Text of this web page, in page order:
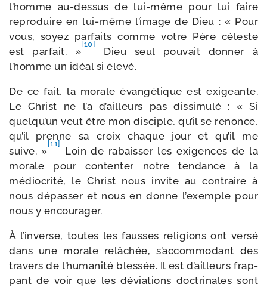
l’homme au-​dessus de lui-​même pour lui faire
repro­duire en lui-​même l’image de Dieu : « Pour
vous, soyez par­faits comme votre Père céleste
est par­fait. »
[10]
Dieu seul pou­vait don­ner à
l’homme un idéal si élevé.
De ce fait, la morale évan­gé­lique est exi­geante.
Le Christ ne l’a d’ailleurs pas dis­si­mu­lé : « Si
quelqu’un veut être mon dis­ciple, qu’il se renonce,
qu’il prenne sa croix chaque jour et qu’il me
suive. »
[11]
Loin de rabais­ser les exi­gences de la
morale pour conten­ter notre ten­dance à la
médio­cri­té, le Christ nous invite au contraire à
nous dépas­ser et nous en donne l’exemple pour
nous y encourager.
À l’inverse, toutes les fausses reli­gions ont ver­sé
dans une morale relâ­chée, s’accommodant des
tra­vers de l’humanité bles­sée. Il est d’ailleurs frap­
pant de voir que les dévia­tions doc­tri­nales sont